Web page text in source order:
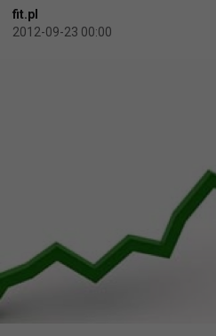
fit.pl
2012-09-23 00:00